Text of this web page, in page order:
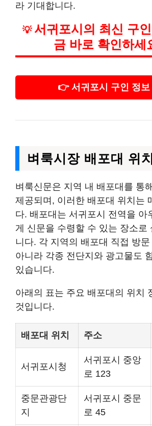
라 기대합니다.
💡 서귀포시의 최신 구
금 바로 확인하세
👉 서귀포시 구인 정보
벼룩시장 배포대 위
벼룩신문은 지역 내 배포대를 통
제공되며, 이러한 배포대 위치는
다. 배포대는 서귀포시 전역을 아
게 신문을 수령할 수 있는 장소로
니다. 각 지역의 배포대 직접 방
아니라 각종 전단지와 광고물도
있습니다.
아래의 표는 주요 배포대의 위치
것입니다.
배포대 위치 주소
서귀포시청
서귀포시 중앙
로 123
중문관광단
지
서귀포시 중문
로 45